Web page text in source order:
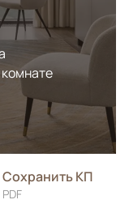
комнате
Сохранить КП
PDF